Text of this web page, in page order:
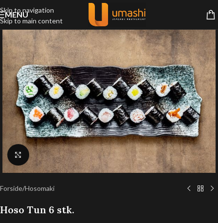
Skip to navigation
Skip to main content
MENU
Klik for at forstørre
Forside/Hosomaki
Hoso Tun 6 stk.